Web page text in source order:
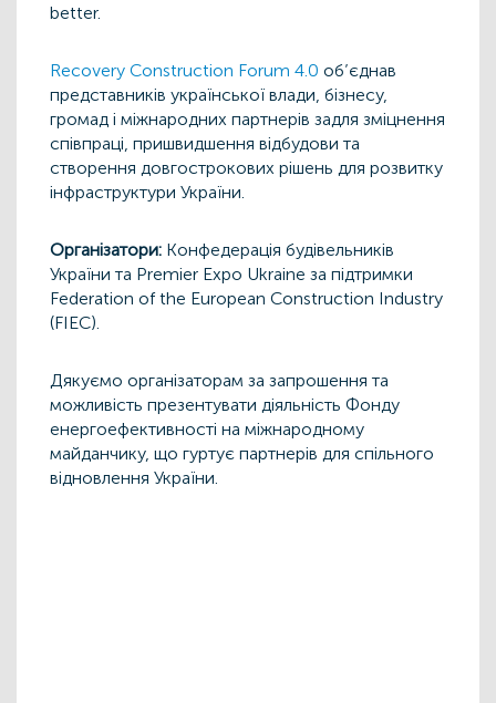
better.
Recovery Construction Forum 4.0 об’єднав
представників української влади, бізнесу,
громад і міжнародних партнерів задля зміцнення
співпраці, пришвидшення відбудови та
створення довгострокових рішень для розвитку
інфраструктури України.
Організатори: Конфедерація будівельників
України та Premier Expo Ukraine за підтримки
Federation of the European Construction Industry
(FIEC).
Дякуємо організаторам за запрошення та
можливість презентувати діяльність Фонду
енергоефективності на міжнародному
майданчику, що гуртує партнерів для спільного
відновлення України.